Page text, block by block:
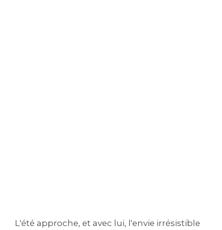
L'été approche, et avec lui, l'envie irrésistible